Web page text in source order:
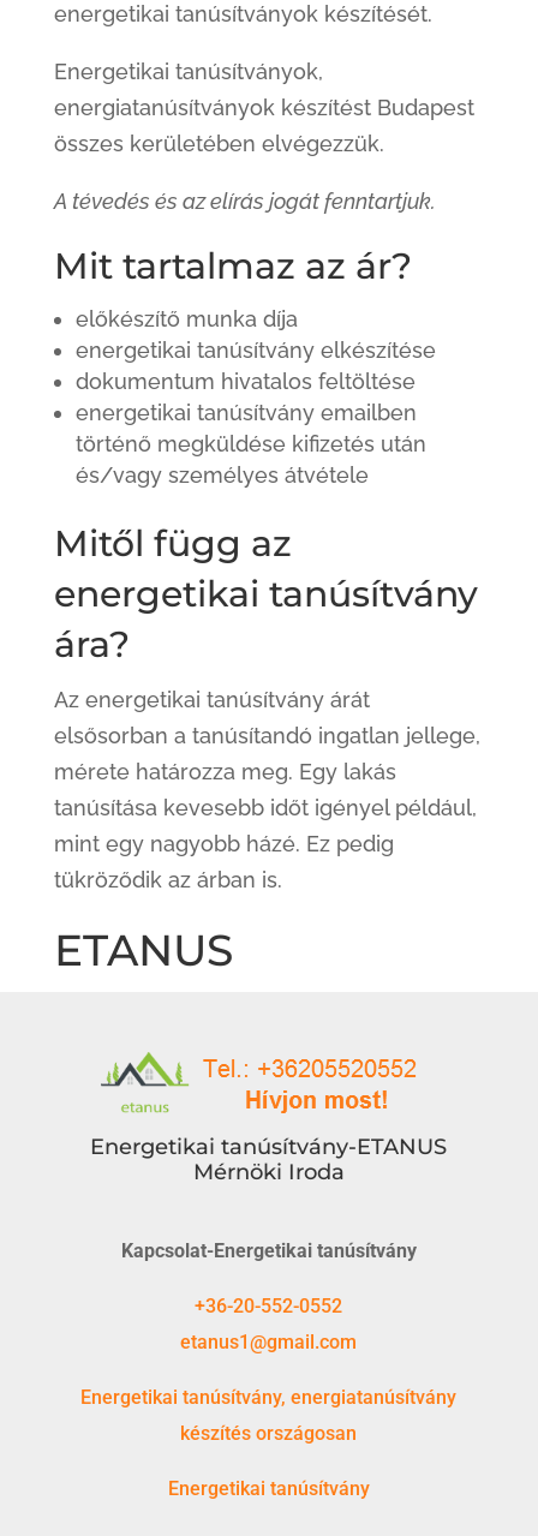
energetikai tanúsítványok készítését.
Energetikai tanúsítványok,
energiatanúsítványok készítést Budapest
összes kerületében elvégezzük.
A tévedés és az elírás jogát fenntartjuk.
Mit tartalmaz az ár?
előkészítő munka díja
energetikai tanúsítvány elkészítése
dokumentum hivatalos feltöltése
energetikai tanúsítvány emailben
történő megküldése kifizetés után
és/vagy személyes átvétele
Mitől függ az
energetikai tanúsítvány
ára?
Az energetikai tanúsítvány árát
elsősorban a tanúsítandó ingatlan jellege,
mérete határozza meg. Egy lakás
tanúsítása kevesebb időt igényel például,
mint egy nagyobb házé. Ez pedig
tükröződik az árban is.
ETANUS
Energetikai tanúsítvány-ETANUS
Mérnöki Iroda
Kapcsolat-Energetikai tanúsítvány
+36-20-552-0552
etanus1@gmail.com
Energetikai tanúsítvány, energiatanúsítvány
készítés országosan
Energetikai tanúsítvány